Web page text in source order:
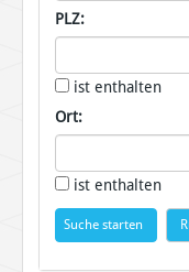
PLZ:
ist enthalten
Ort:
ist enthalten